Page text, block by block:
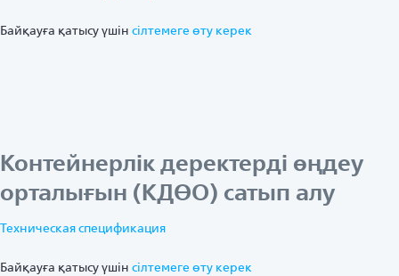
Байқауға қатысу үшін ciлтемеге өту керек
Контейнерлік деректерді өңдеу
орталығын (КДӨО) сатып алу
Техническая спецификация
Байқауға қатысу үшін ciлтемеге өту керек